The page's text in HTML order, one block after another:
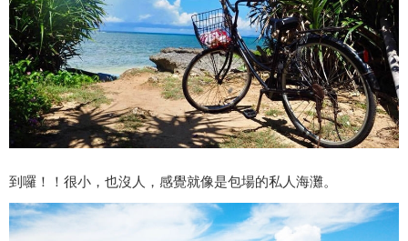
到囉！！很小，也沒人，感覺就像是包場的私人海灘。